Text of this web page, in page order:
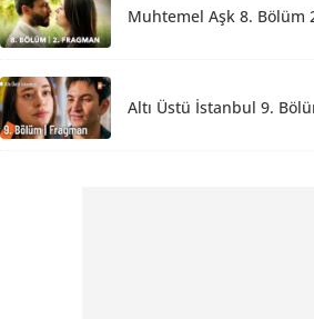
Muhtemel Aşk 8. Bölüm
Altı Üstü İstanbul 9.